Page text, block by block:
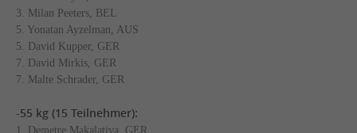
3. Milan Peeters, BEL
5. Yonatan Ayzelman, AUS
5. David Kupper, GER
7. David Mirkis, GER
7. Malte Schrader, GER
-55 kg (15 Teilnehmer):
1. Demetre Makalatiya, GER